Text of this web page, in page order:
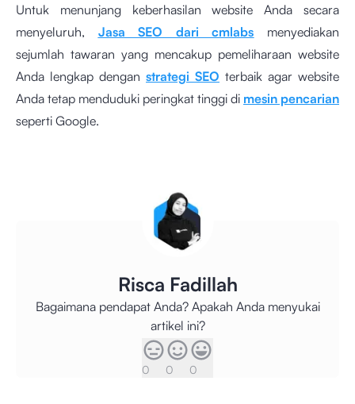
Untuk menunjang keberhasilan website Anda secara
menyeluruh, Jasa SEO dari cmlabs menyediakan
sejumlah tawaran yang mencakup pemeliharaan website
Anda lengkap dengan strategi SEO terbaik agar website
Anda tetap menduduki peringkat tinggi di mesin pencarian
seperti Google.
Risca Fadillah
Bagaimana pendapat Anda? Apakah Anda menyukai
artikel ini?
0 0 0